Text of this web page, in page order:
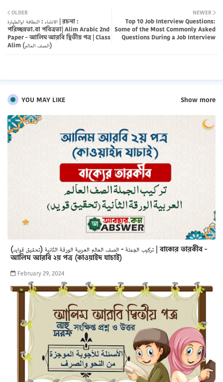
atsa
pp
NEWER
Top 10 Job Interview Questions:
Some of the Most Commonly Asked
Questions During a Job Interview
OLDER
الانشاء : النظافة اوالطهارة | রচনা :
পরিচ্ছন্নতা.বা পবিত্রতা| Alim Arabic 2nd
Paper - আলিম আরবি দ্বিতীয় পত্র | Class
Alim (الصف العالم)
YOU MAY LIKE Show more
تركيب الجملة - الصف العالم العربية الورقة الثانية (تحقيق قوايد) | বাক্যের তারকীব -
আলিম আরবি ২য় পত্র (কাওয়াইদ যাচাই)
February 29, 2024